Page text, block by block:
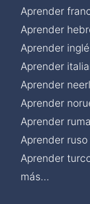
Aprender
Aprender
Aprender
Aprender
Aprender
Aprender
Aprender
Aprender ruso
Aprender
más...